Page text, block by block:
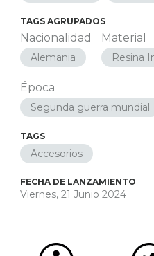
TAGS AGRUPADOS
Nacionalidad
Alemania
Material
Resina
Época
Segunda guerra mundial
TAGS
Accesorios
FECHA DE LANZAMIENTO
Viernes, 21 Junio 2024